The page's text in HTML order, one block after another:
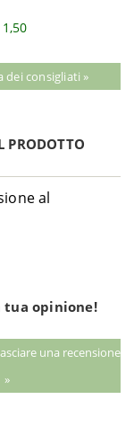
dei consigliati »
PRODOTTO
al
tua opinione!
una recensione
»